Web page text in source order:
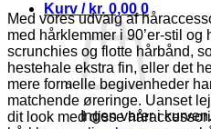
Kurv / kr. 0,00 0
Ingen varer i kurven.
Med vores udvalg af
med hårklemmer i 90’er-stil
scrunchies og flotte hårbånd,
hestehale ekstra fin, eller det
mere formelle begivenheder
matchende øreringe. Uanset
dit look med disse